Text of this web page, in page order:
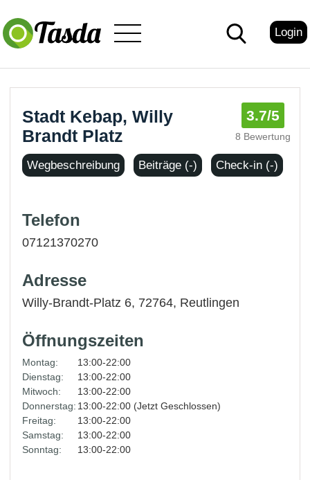
Login
Stadt Kebap, Willy
Brandt Platz
3.7/5
8 Bewertung
Wegbeschreibung Beiträge (-) Check-in (-)
Telefon
07121370270
Adresse
Willy-Brandt-Platz 6, 72764, Reutlingen
Öffnungszeiten
Montag:
13:00-22:00
Dienstag:
13:00-22:00
Mitwoch:
13:00-22:00
Donnerstag: 13:00-22:00 (Jetzt Geschlossen)
Freitag:
13:00-22:00
Samstag:
13:00-22:00
Sonntag:
13:00-22:00